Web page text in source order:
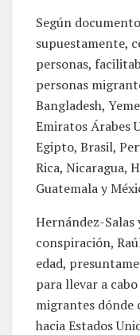
Según
supuestamente,
personas,
personas
Bangladesh,
Emiratos Árabes
Egipto, Brasil,
Rica, Nicaragua,
Guatemala y
Hernández-
conspiración,
edad,
para llevar a
migrantes
hacia Estados